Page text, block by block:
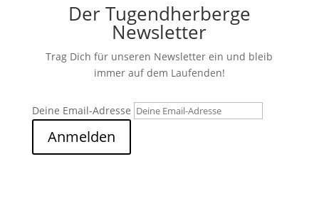
Der Tugendherberge
Newsletter
Trag Dich für unseren Newsletter ein und bleib
immer auf dem Laufenden!
Deine Email-Adresse
Anmelden